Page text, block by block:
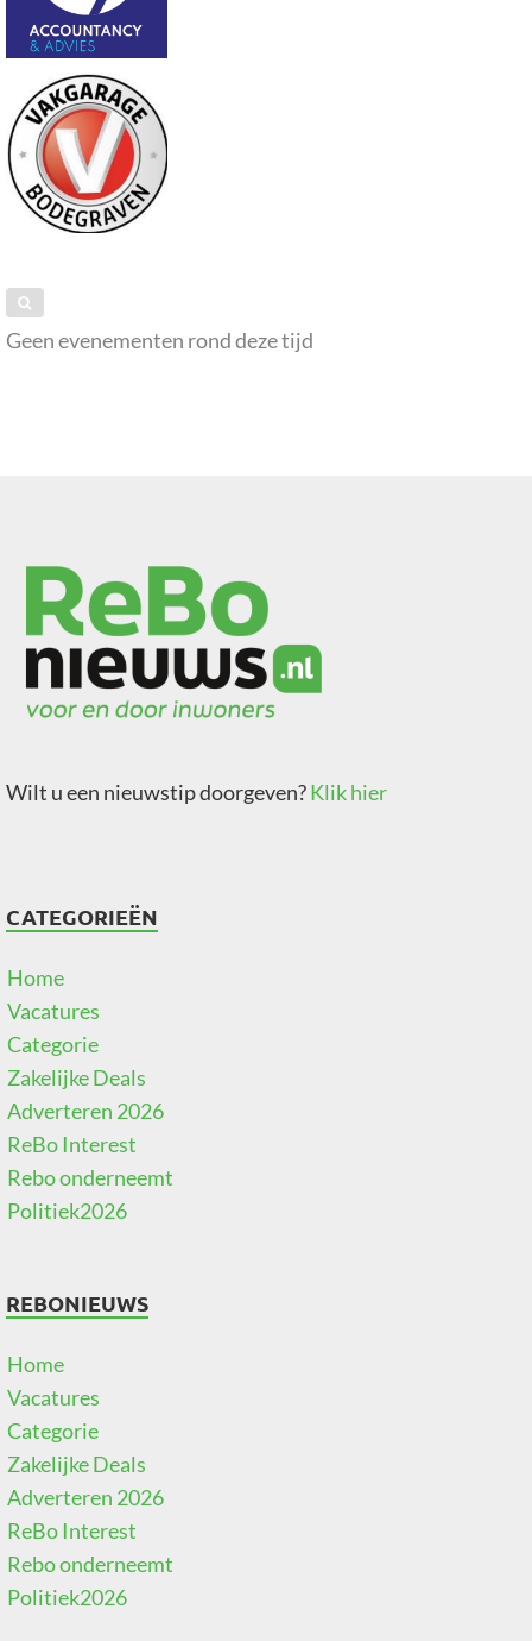
Geen evenementen rond deze tijd
Wilt u een nieuwstip doorgeven?Klik hier
CATEGORIEËN
Home
Vacatures
Categorie
Zakelijke Deals
Adverteren 2026
ReBo Interest
Rebo onderneemt
Politiek2026
REBONIEUWS
Home
Vacatures
Categorie
Zakelijke Deals
Adverteren 2026
ReBo Interest
Rebo onderneemt
Politiek2026